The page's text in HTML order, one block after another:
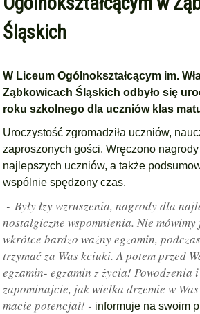
Śląskich
W Liceum Ogólnokształcącym im.
Ząbkowicach Śląskich odbyło się
roku szkolnego dla uczniów klas
Uroczystość zgromadziła uczniów,
zaproszonych gości. Wręczono
najlepszych uczniów, a także
wspólnie spędzony czas.
- Były łzy wzruszenia, nagrody dla
nostalgiczne wspomnienia. Nie
wkrótce bardzo ważny egzamin,
trzymać za Was kciuki. A potem przed
egzamin- egzamin z życia! Powodzenia
zapominajcie, jak wielka drzemie w
macie potencjał! - informuje na swoim